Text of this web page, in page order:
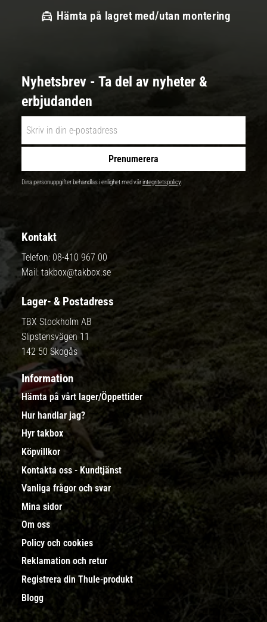
Hämta på lagret med/utan montering
Nyhetsbrev - Ta del av nyheter &
erbjudanden
Prenumerera
Dina personuppgifter behandlas i enlighet med vårintegritetspolicy.
Kontakt
Telefon: 08-410 967 00
Mail: takbox@takbox.se
Lager- & Postadress
TBX Stockholm AB
Slipstensvägen 11
142 50 Skogås
Information
Hämta på vårt lager/Öppettider
Hur handlar jag?
Hyr takbox
Köpvillkor
Kontakta oss - Kundtjänst
Vanliga frågor och svar
Mina sidor
Om oss
Policy och cookies
Reklamation och retur
Registrera din Thule-produkt
Blogg